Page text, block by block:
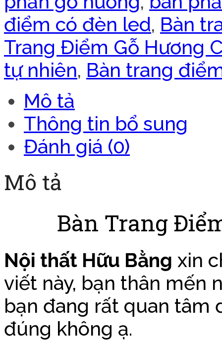
điểm có đèn led, Bàn
Trang Điểm Gỗ Hương
tự nhiên, Bàn trang
Mô tả
Thông tin bổ sung
Đánh giá (0)
Mô tả
Bàn Trang
Nội thất Hữu Bằng xin
viết này, bạn thân mến
bạn đang rất quan tâm
đúng không ạ.